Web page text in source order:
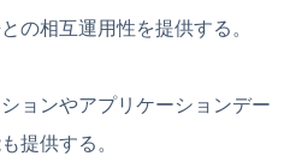
の相互運用性を提供する。
ョンやアプリケーションデー
提供する。